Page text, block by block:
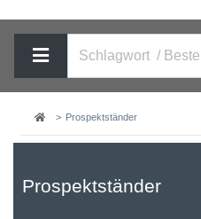
Prospektständer
Prospektständer